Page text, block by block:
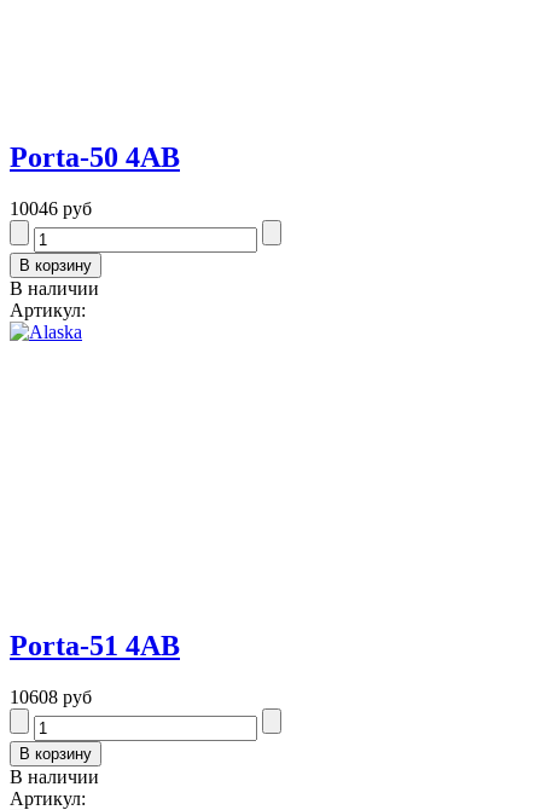
Porta-50 4AB
10046 руб
В наличии
Артикул:
Porta-51 4AB
10608 руб
В наличии
Артикул: